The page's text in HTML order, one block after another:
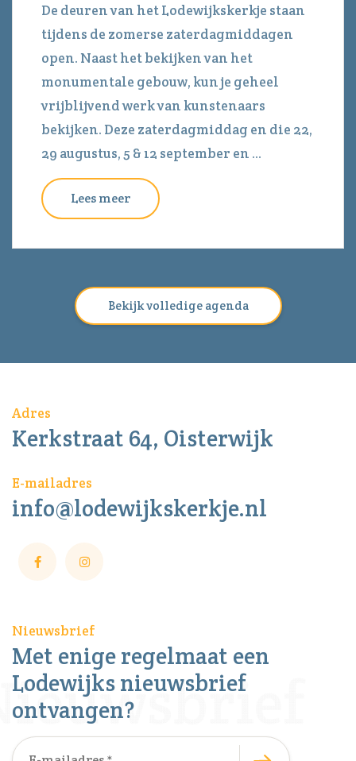
De deuren van het Lodewijkskerkje staan
tijdens de zomerse zaterdagmiddagen
open. Naast het bekijken van het
monumentale gebouw, kun je geheel
vrijblijvend werk van kunstenaars
bekijken. Deze zaterdagmiddag en die 22,
29 augustus, 5 & 12 september en ...
Lees meer
Bekijk volledige agenda
Adres
Kerkstraat 64, Oisterwijk
E-mailadres
info@lodewijkskerkje.nl
Nieuwsbrief
Met enige regelmaat een
Lodewijks nieuwsbrief
ontvangen?